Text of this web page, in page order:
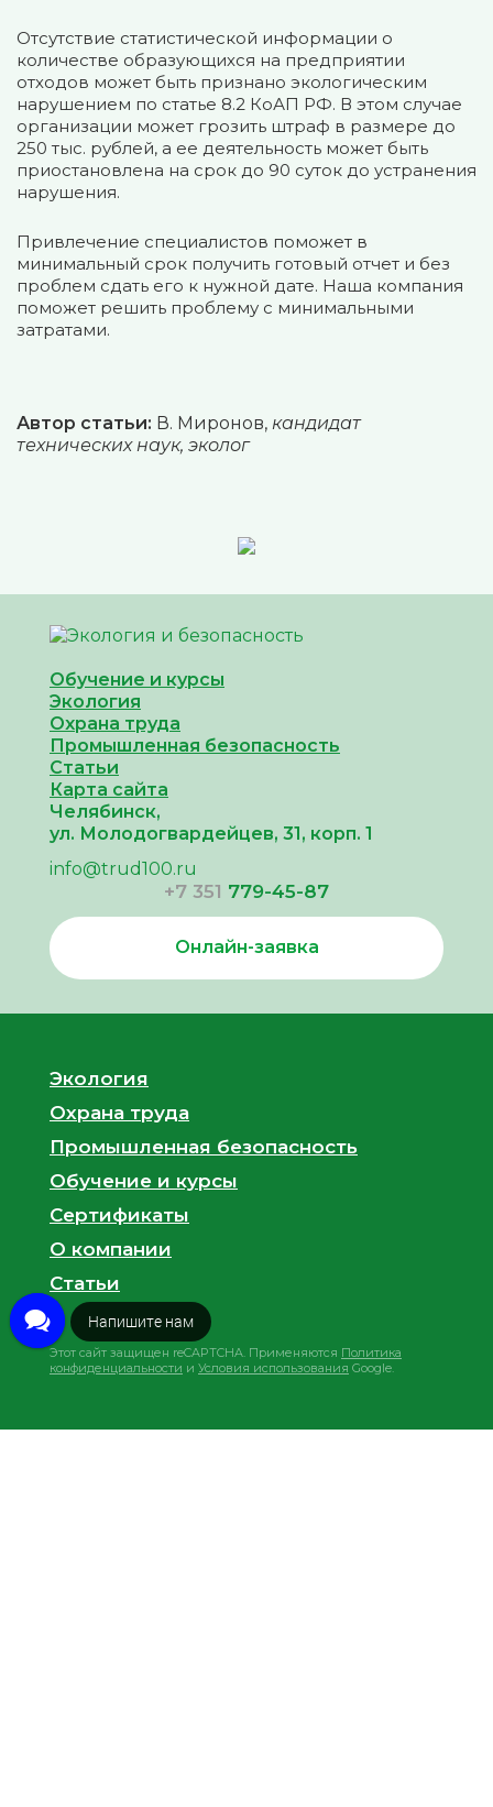
Отсутствие статистической информации о
количестве образующихся на предприятии
отходов может быть признано экологическим
нарушением по статье 8.2 КоАП РФ. В этом случае
организации может грозить штраф в размере до
250 тыс. рублей, а ее деятельность может быть
приостановлена на срок до 90 суток до устранения
нарушения.
Привлечение специалистов поможет в
минимальный срок получить готовый отчет и без
проблем сдать его к нужной дате. Наша компания
поможет решить проблему с минимальными
затратами.
Автор статьи: В. Миронов, кандидат
технических наук, эколог
Обучение и курсы
Экология
Охрана труда
Промышленная безопасность
Cтатьи
Карта сайта
Челябинск,
ул. Молодогвардейцев, 31, корп. 1
info@trud100.ru
+7 351 779-45-87
Онлайн-заявка
Экология
Охрана труда
Промышленная безопасность
Обучение и курсы
Сертификаты
О компании
Cтатьи
Этот сайт защищен reCAPTCHA. Применяются Политика
конфиденциальности и Условия использования Google.
Закажите звонок